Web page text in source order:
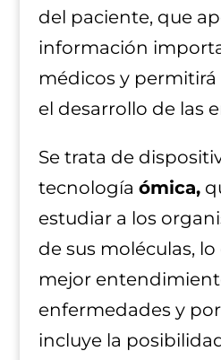
del paciente, que
información
médicos y
el desarrollo de las
Se trata de
tecnología ómica,
estudiar a los
de sus moléculas,
mejor
enfermedades y
incluye la